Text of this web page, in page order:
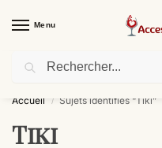
Menu
Livraison
Accueil / Sujets identifiés “Tiki”
Tiki